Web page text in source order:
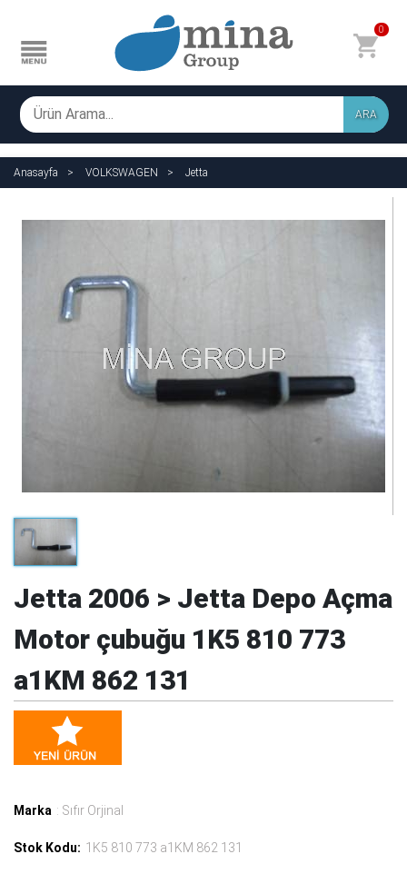
0
ARA
Anasayfa VOLKSWAGEN Jetta
Jetta 2006 > Jetta Depo Açma
Motor çubuğu 1K5 810 773
a1KM 862 131
Marka : Sıfır Orjinal
Stok Kodu: 1K5 810 773 a1KM 862 131